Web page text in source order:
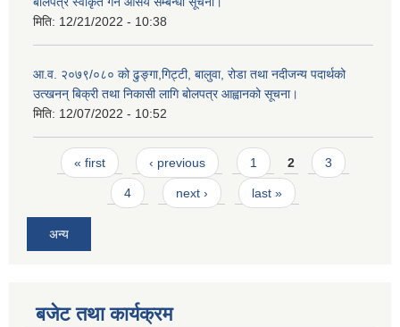
मिति: 12/21/2022 - 10:38
आ.व. २०७९/०८० को ढुङ्गा,गिट्टी, बालुवा, रोडा तथा नदीजन्य पदार्थको
उत्खनन् बिक्री तथा निकासी लागि बोलपत्र आह्वानको सूचना।
मिति: 12/07/2022 - 10:52
Pages
« first ‹ previous 1 2 3
4 next › last »
अन्य
बजेट तथा कार्यक्रम